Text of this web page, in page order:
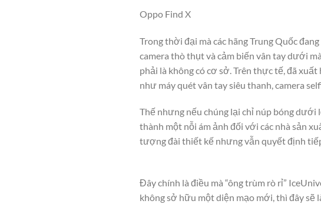
Oppo Find X
Trong thời đại mà các hãng Trung Quốc
camera thò thụt và cảm biến vân tay dưới
phải là không có cơ sở. Trên thực tế, đã
như máy quét vân tay siêu thanh, camera
Thế nhưng nếu chúng lại chỉ núp bóng dưới
thành một nỗi ám ảnh đối với các nhà sản
tượng đài thiết kế nhưng vẫn quyết định
Đây chính là điều mà “ông trùm rò rỉ”
không sở hữu một diện mạo mới, thì đây sẽ